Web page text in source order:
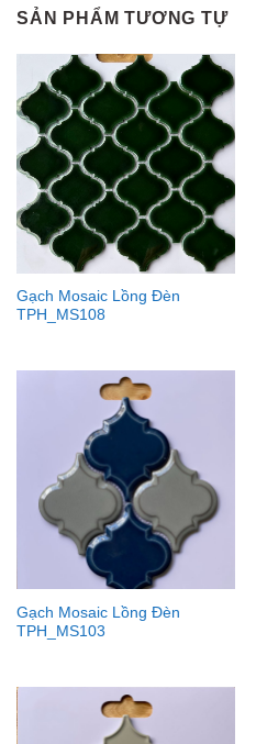
SẢN PHẨM TƯƠNG TỰ
Gạch Mosaic Lồng Đèn
TPH_MS108
Gạch Mosaic Lồng Đèn
TPH_MS103